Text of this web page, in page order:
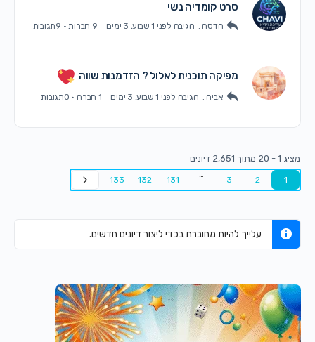
סרט קומדיה נשי
הדסה . הגיבה לפני 1 שבוע, 3 ימים 9 חברות · 9תגובות
מפיקה תוכנית לאלול ? הזדמנות שווה
אביה . הגיבה לפני 1 שבוע, 3 ימים 1 חברה · 0תגובות
מציג 1 - 20 מתוך 2,651 דיונים
1
2
3
…
131
132
133
עלייך להיות מחוברת בכדי ליצור דיונים חדשים.